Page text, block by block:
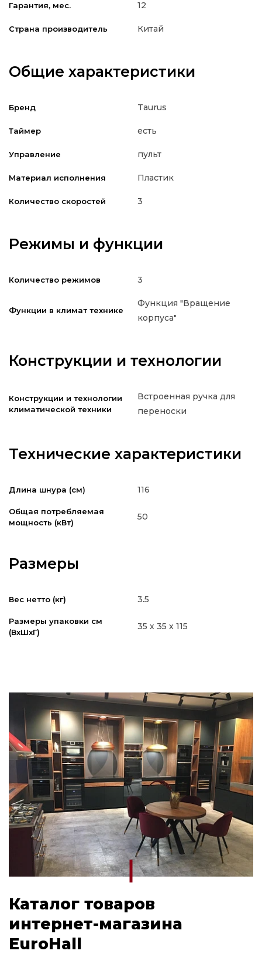
Гарантия, мес. 12
Страна производитель Китай
Общие характеристики
Бренд Taurus
Таймер есть
Управление пульт
Материал исполнения Пластик
Количество скоростей 3
Режимы и функции
Количество режимов 3
Функции в климат технике
Функция "Вращение
корпуса"
Конструкции и технологии
Конструкции и технологии
климатической техники
Встроенная ручка для
переноски
Технические характеристики
Длина шнура (см) 116
Общая потребляемая
мощность (кВт)
50
Размеры
Вес нетто (кг) 3.5
Размеры упаковки см
(ВxШxГ)
35 х 35 х 115
Каталог товаров
интернет-магазина
EuroHall